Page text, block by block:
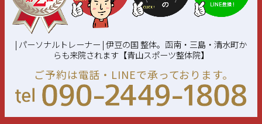
| パーソナルトレーナー | 伊豆の国 整体。函南・三島・清水町か
らも来院されます【青山スポーツ整体院】
ご予約は電話・LINEで承っております。